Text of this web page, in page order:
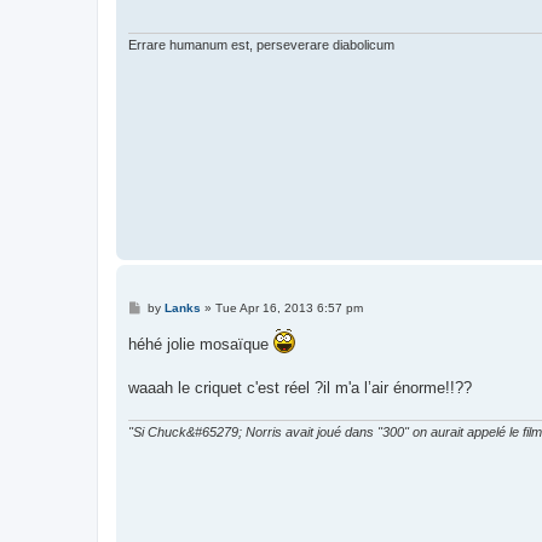
Errare humanum est, perseverare diabolicum
P
s
t
by Lanks » Tue Apr 16, 2013 6:57 pm
héhé jolie mosaïque
waaah le criquet c'est réel ?il m'a l’air énorme!!??
"Si Chuck&#65279; Norris avait joué dans "300" on aurait appelé le